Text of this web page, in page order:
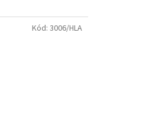
Kód: 3006/HLA